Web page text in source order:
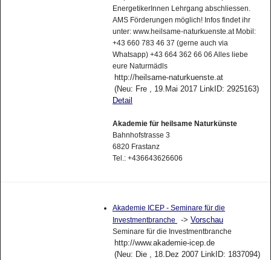
EnergetikerInnen Lehrgang abschliessen.
AMS Förderungen möglich! Infos findet ihr
unter: www.heilsame-naturkuenste.at Mobil:
+43 660 783 46 37 (gerne auch via
Whatsapp) +43 664 362 66 06 Alles liebe
eure Naturmädls
http://heilsame-naturkuenste.at
(Neu: Fre , 19.Mai 2017 LinkID: 2925163)
Detail
Akademie für heilsame Naturkünste
Bahnhofstrasse 3
6820 Frastanz
Tel.: +436643626606
Akademie ICEP - Seminare für die
Investmentbranche
-> Vorschau
Seminare für die Investmentbranche
http://www.akademie-icep.de
(Neu: Die , 18.Dez 2007 LinkID: 1837094)